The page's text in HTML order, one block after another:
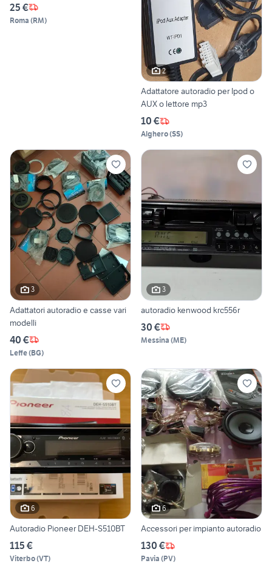
25 €
Roma (RM)
2
Adattatore autoradio per Ipod o
AUX o lettore mp3
10 €
Alghero(SS)
3
Adattatori autoradio e casse vari
modelli
40 €
Leffe(BG)
3
autoradio kenwood krc556r
30 €
Messina (ME)
6
Autoradio Pioneer DEH-S510BT
115 €
Viterbo(VT)
6
Accessori per impianto autoradio
130 €
Pavia (PV)